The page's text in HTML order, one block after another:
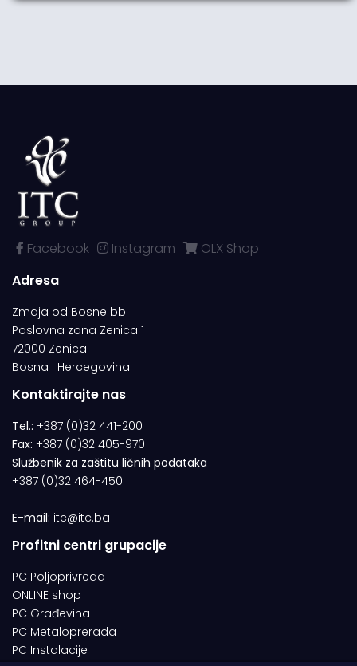
Facebook Instagram
OLX Shop
Adresa
Zmaja od Bosne bb
Poslovna zona Zenica 1
72000 Zenica
Bosna i Hercegovina
Kontaktirajte nas
Tel.: +387 (0)32 441-200
Fax: +387 (0)32 405-970
Službenik za zaštitu ličnih podataka
+387 (0)32 464-450
E-mail: itc@itc.ba
Profitni centri grupacije
PC Poljoprivreda
ONLINE shop
PC Građevina
PC Metaloprerada
PC Instalacije